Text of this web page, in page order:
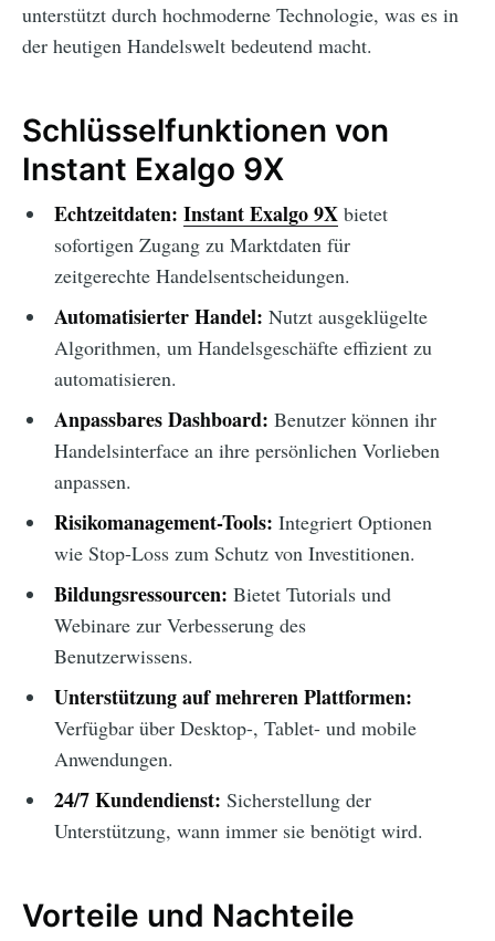
unterstützt durch hochmoderne Technologie, was es in
der heutigen Handelswelt bedeutend macht.
Schlüsselfunktionen von
Instant Exalgo 9X
Echtzeitdaten: Instant Exalgo 9Xbietet
sofortigen Zugang zu Marktdaten für
zeitgerechte Handelsentscheidungen.
Automatisierter Handel: Nutzt ausgeklügelte
Algorithmen, um Handelsgeschäfte effizient zu
automatisieren.
Anpassbares Dashboard: Benutzer können ihr
Handelsinterface an ihre persönlichen Vorlieben
anpassen.
Risikomanagement-Tools: Integriert Optionen
wie Stop-Loss zum Schutz von Investitionen.
Bildungsressourcen: Bietet Tutorials und
Webinare zur Verbesserung des
Benutzerwissens.
Unterstützung auf mehreren Plattformen:
Verfügbar über Desktop-, Tablet- und mobile
Anwendungen.
24/7 Kundendienst: Sicherstellung der
Unterstützung, wann immer sie benötigt wird.
Vorteile und Nachteile